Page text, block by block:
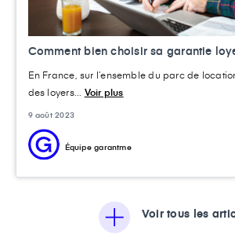
Comment bien choisir sa garantie
En France, sur l’ensemble du parc de
des loyers... Voir plus
9 août 2023
Équipe garantme
Voir tous les